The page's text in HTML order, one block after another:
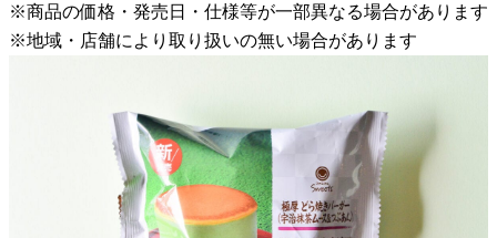
※商品の価格・発売日・仕様等が一部異なる場合があります
※地域・店舗により取り扱いの無い場合があります